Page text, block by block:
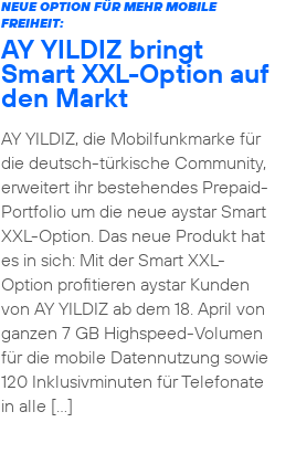
NEUE OPTION FÜR MEHR MOBILE
FREIHEIT:
AY YILDIZ bringt
Smart XXL-Option auf
den Markt
AY YILDIZ, die Mobilfunkmarke für
die deutsch-türkische Community,
erweitert ihr bestehendes Prepaid-
Portfolio um die neue aystar Smart
XXL-Option. Das neue Produkt hat
es in sich: Mit der Smart XXL-
Option profitieren aystar Kunden
von AY YILDIZ ab dem 18. April von
ganzen 7 GB Highspeed-Volumen
für die mobile Datennutzung sowie
120 Inklusivminuten für Telefonate
in alle […]